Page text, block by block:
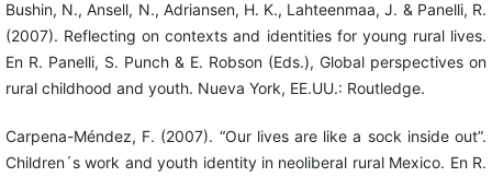
Bushin, N., Ansell, N., Adriansen, H. K., Lahteenmaa, J. & Panelli, R.
(2007). Reflecting on contexts and identities for young rural lives.
En R. Panelli, S. Punch & E. Robson (Eds.), Global perspectives on
rural childhood and youth. Nueva York, EE.UU.: Routledge.
Carpena-Méndez, F. (2007). “Our lives are like a sock inside out”.
Children´s work and youth identity in neoliberal rural Mexico. En R.